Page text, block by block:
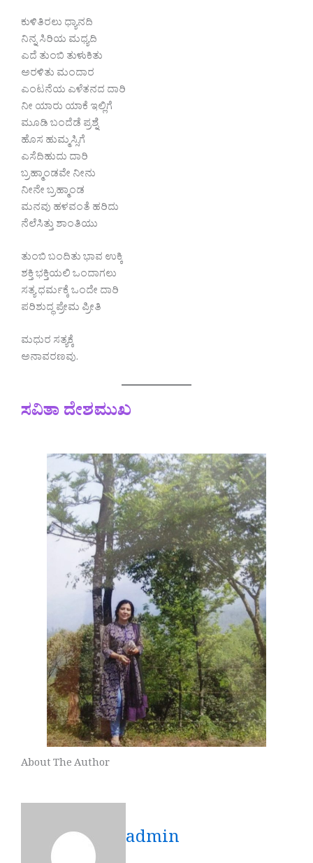
ಕುಳಿತಿರಲು ಧ್ಯಾನದಿ
ನಿನ್ನ ಸಿರಿಯ ಮಧ್ಯದಿ
ಎದೆ ತುಂಬಿ ತುಳುಕಿತು
ಅರಳಿತು ಮಂದಾರ
ಎಂಟನೆಯ ಎಳೆತನದ ದಾರಿ
ನೀ ಯಾರು ಯಾಕೆ ಇಲ್ಲಿಗೆ
ಮೂಡಿ ಬಂದೆಡೆ ಪ್ರಶ್ನೆ
ಹೊಸ ಹುಮ್ಮಸ್ಸಿಗೆ
ಎಸೆದಿಹುದು ದಾರಿ
ಬ್ರಹ್ಮಾಂಡವೇ ನೀನು
ನೀನೇ ಬ್ರಹ್ಮಾಂಡ
ಮನವು ಹಳವಂತೆ ಹರಿದು
ನೆಲೆಸಿತ್ತು ಶಾಂತಿಯು
ತುಂಬಿ ಬಂದಿತು ಭಾವ ಉಕ್ಕಿ
ಶಕ್ತಿ ಭಕ್ತಿಯಲಿ ಒಂದಾಗಲು
ಸತ್ಯ ಧರ್ಮಕ್ಕೆ ಒಂದೇ ದಾರಿ
ಪರಿಶುದ್ಧ ಪ್ರೇಮ ಪ್ರೀತಿ
ಮಧುರ ಸತ್ಯಕ್ಕೆ
ಅನಾವರಣವು.
ಸವಿತಾ ದೇಶಮುಖ
About The Author
admin